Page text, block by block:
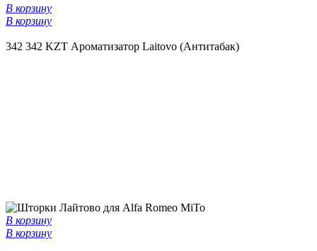
В корзину
В корзину
342 342 KZT Ароматизатор Laitovo (Антитабак)
В корзину
В корзину